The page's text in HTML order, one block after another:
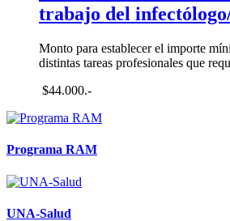
trabajo del
Monto para establecer el importe
distintas tareas profesionales que
$44.000.-
Programa RAM
UNA-Salud